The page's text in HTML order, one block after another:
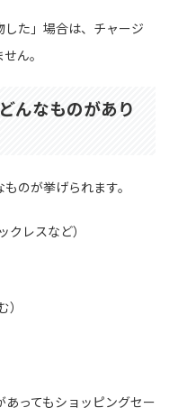
た」場合は、チャージ
ん。
んなものがあり
のが挙げられます。
レスなど）
ってもショッピングセー